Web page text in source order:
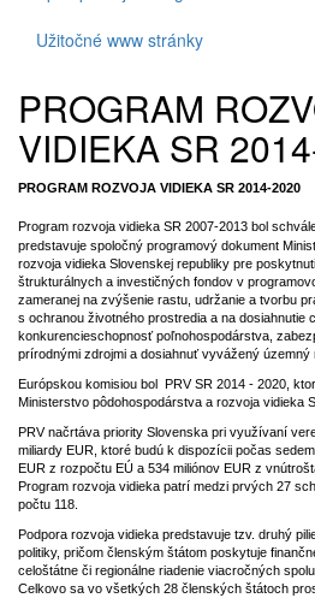
Užitočné www stránky
PROGRAM
VIDIEKA SR
PROGRAM ROZVOJA VIDIEKA SR 2014-2020
Program rozvoja vidieka SR 2007-2013 bol
predstavuje spoločný programový dokument
rozvoja vidieka Slovenskej republiky pre
štrukturálnych a investičných fondov v
zameranej na zvýšenie rastu, udržanie a tvorbu
s ochranou životného prostredia a na dosiahnutie
konkurencieschopnosť poľnohospodárstva,
prírodnými zdrojmi a dosiahnuť vyvážený územný
Európskou komisiou bol PRV SR 2014 - 2020,
Ministerstvo pôdohospodárstva a rozvoja vidieka
PRV načrtáva priority Slovenska pri využívaní
miliardy EUR, ktoré budú k dispozícii počas
EUR z rozpočtu EÚ a 534 miliónov EUR z
Program rozvoja vidieka patrí medzi prvých 27
počtu 118.
Podpora rozvoja vidieka predstavuje tzv. druhý
politiky, pričom členským štátom poskytuje
celoštátne či regionálne riadenie viacročných
Celkovo sa vo všetkých 28 členských štátoch